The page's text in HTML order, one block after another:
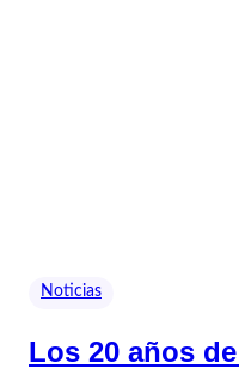
Noticias
Los 20 años